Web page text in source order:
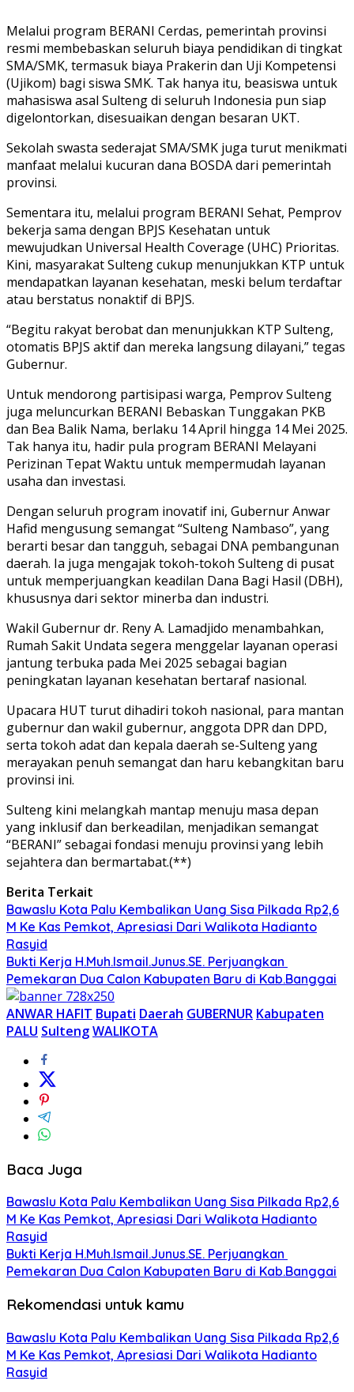
Melalui program BERANI Cerdas, pemerintah provinsi
resmi membebaskan seluruh biaya pendidikan di tingkat
SMA/SMK, termasuk biaya Prakerin dan Uji Kompetensi
(Ujikom) bagi siswa SMK. Tak hanya itu, beasiswa untuk
mahasiswa asal Sulteng di seluruh Indonesia pun siap
digelontorkan, disesuaikan dengan besaran UKT.
Sekolah swasta sederajat SMA/SMK juga turut menikmati
manfaat melalui kucuran dana BOSDA dari pemerintah
provinsi.
Sementara itu, melalui program BERANI Sehat, Pemprov
bekerja sama dengan BPJS Kesehatan untuk
mewujudkan Universal Health Coverage (UHC) Prioritas.
Kini, masyarakat Sulteng cukup menunjukkan KTP untuk
mendapatkan layanan kesehatan, meski belum terdaftar
atau berstatus nonaktif di BPJS.
“Begitu rakyat berobat dan menunjukkan KTP Sulteng,
otomatis BPJS aktif dan mereka langsung dilayani,” tegas
Gubernur.
Untuk mendorong partisipasi warga, Pemprov Sulteng
juga meluncurkan BERANI Bebaskan Tunggakan PKB
dan Bea Balik Nama, berlaku 14 April hingga 14 Mei 2025.
Tak hanya itu, hadir pula program BERANI Melayani
Perizinan Tepat Waktu untuk mempermudah layanan
usaha dan investasi.
Dengan seluruh program inovatif ini, Gubernur Anwar
Hafid mengusung semangat “Sulteng Nambaso”, yang
berarti besar dan tangguh, sebagai DNA pembangunan
daerah. Ia juga mengajak tokoh-tokoh Sulteng di pusat
untuk memperjuangkan keadilan Dana Bagi Hasil (DBH),
khususnya dari sektor minerba dan industri.
Wakil Gubernur dr. Reny A. Lamadjido menambahkan,
Rumah Sakit Undata segera menggelar layanan operasi
jantung terbuka pada Mei 2025 sebagai bagian
peningkatan layanan kesehatan bertaraf nasional.
Upacara HUT turut dihadiri tokoh nasional, para mantan
gubernur dan wakil gubernur, anggota DPR dan DPD,
serta tokoh adat dan kepala daerah se-Sulteng yang
merayakan penuh semangat dan haru kebangkitan baru
provinsi ini.
Sulteng kini melangkah mantap menuju masa depan
yang inklusif dan berkeadilan, menjadikan semangat
“BERANI” sebagai fondasi menuju provinsi yang lebih
sejahtera dan bermartabat.(**)
Berita Terkait
Bawaslu Kota Palu Kembalikan Uang Sisa Pilkada Rp2,6
M Ke Kas Pemkot, Apresiasi Dari Walikota Hadianto
Rasyid
Bukti Kerja H.Muh.Ismail.Junus.SE. Perjuangkan
Pemekaran Dua Calon Kabupaten Baru di Kab.Banggai
ANWAR HAFIT Bupati Daerah GUBERNUR Kabupaten
PALU SultengWALIKOTA
Baca Juga
Bawaslu Kota Palu Kembalikan Uang Sisa Pilkada Rp2,6
M Ke Kas Pemkot, Apresiasi Dari Walikota Hadianto
Rasyid
Bukti Kerja H.Muh.Ismail.Junus.SE. Perjuangkan
Pemekaran Dua Calon Kabupaten Baru di Kab.Banggai
Rekomendasi untuk kamu
Bawaslu Kota Palu Kembalikan Uang Sisa Pilkada Rp2,6
M Ke Kas Pemkot, Apresiasi Dari Walikota Hadianto
Rasyid